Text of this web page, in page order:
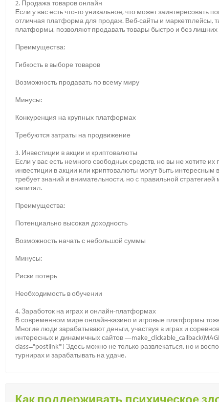
2. Продажа товаров онлайн
Если у вас есть что-то уникальное, что может заинтересовать
отличная платформа для продаж. Веб-сайты и маркетплейсы,
платформы, позволяют продавать товары быстро и без лишних
Преимущества:
Гибкость в выборе товаров
Возможность продавать по всему миру
Минусы:
Конкуренция на крупных платформах
Требуются затраты на продвижение
3. Инвестиции в акции и криптовалюты
Если у вас есть немного свободных средств, но вы не хотите
инвестиции в акции или криптовалюты могут быть интересным
требует знаний и внимательности, но с правильной
капитал.
Преимущества:
Потенциально высокая доходность
Возможность начать с небольшой суммы
Минусы:
Риски потерь
Необходимость в обучении
4. Заработок на играх и онлайн-платформах
В современном мире онлайн-казино и игровые платформы
Многие люди зарабатывают деньги, участвуя в играх и
интересных и динамичных сайтов
class="postlink"') Здесь можно не только развлекаться, но и
турнирах и зарабатывать на удаче.